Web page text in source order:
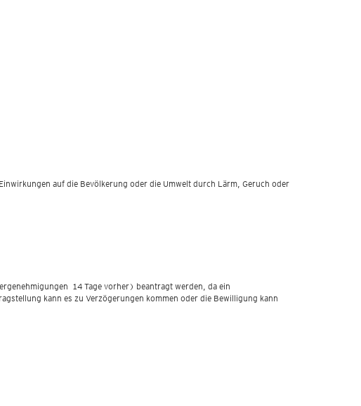
auf die Bevölkerung oder die Umwelt durch Lärm, Geruch oder
14 Tage vorher) beantragt werden, da ein
kann es zu Verzögerungen kommen oder die Bewilligung kann